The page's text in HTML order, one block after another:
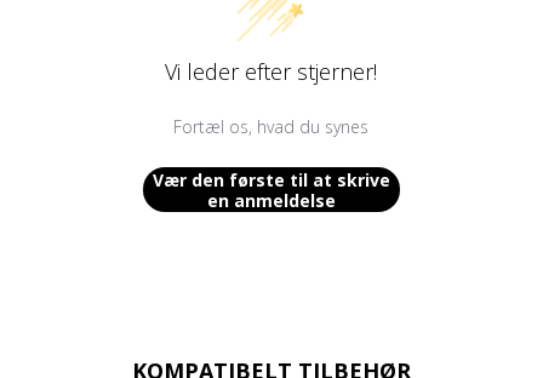
Vi leder efter stjerner!
Fortæl os, hvad du synes
Vær den første til at skrive
en anmeldelse
KOMPATIBELT TILBEHØR